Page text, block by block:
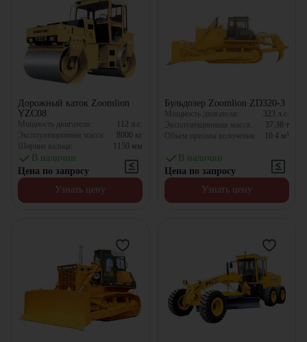
Дорожный каток Zoomlion
YZC08
Мощность двигателя: 112 л.с.
Эксплуатационная масса:
8000 кг
Ширина вальца:
1150 мм
В наличии
Цена по запросу
Узнать цену
Бульдозер Zoomlion ZD320-3
Мощность двигателя: 323 л.с.
Эксплуатационная масса:
37.38 т
Объем призмы волочения:
10.4 м³
В наличии
Цена по запросу
Узнать цену